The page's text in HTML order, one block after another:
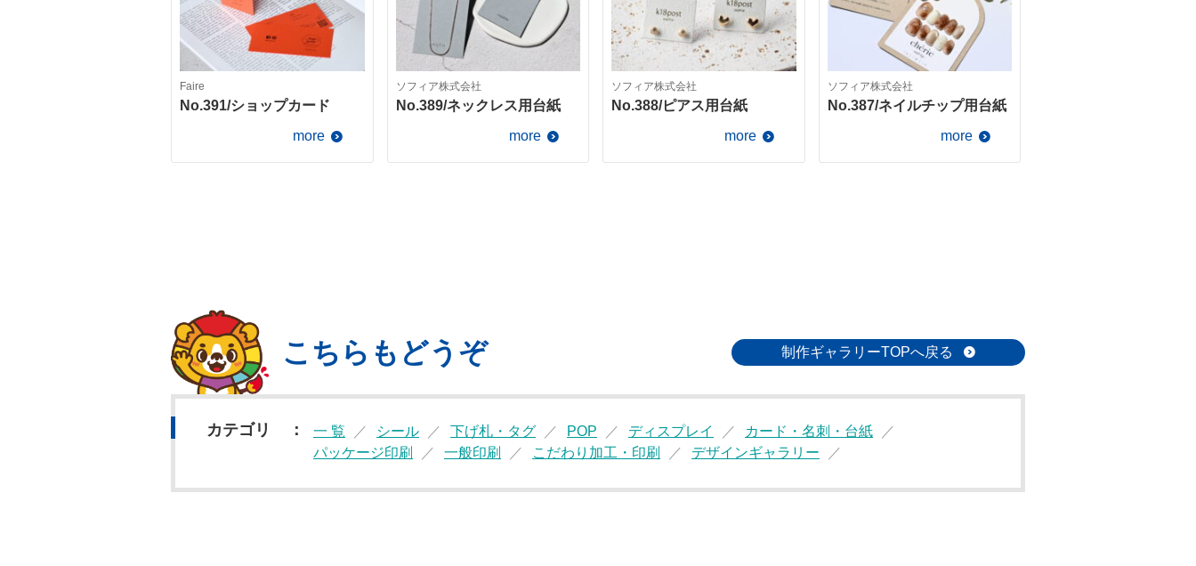
Faire
No.391/ショップカード
more
ソフィア株式会社
No.389/ネックレス用台紙
more
ソフィア株式会社
No.388/ピアス用台紙
more
ソフィア株式会社
No.387/ネイルチップ用台紙
more
こちらもどうぞ 制作ギャラリーTOPへ戻る
カテゴリ 一 覧 シール 下げ札・タグ POP ディスプレイ
カード・名刺・台紙
パッケージ印刷
一般印刷 こだわり加工・印刷 デザインギャラリー